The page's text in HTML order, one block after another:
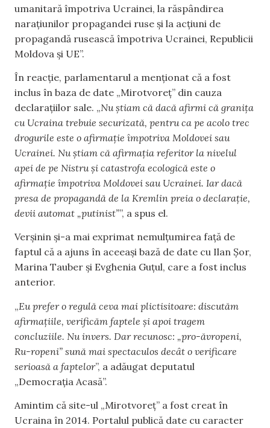
umanitară împotriva Ucrainei, la răspândirea
narațiunilor propagandei ruse și la acțiuni de
propagandă rusească împotriva Ucrainei, Republicii
Moldova și UE”.
În reacție, parlamentarul a menționat că a fost
inclus în baza de date „Mirotvoreț” din cauza
declarațiilor sale. „Nu știam că dacă afirmi că granița
cu Ucraina trebuie securizată, pentru ca pe acolo trec
drogurile este o afirmație împotriva Moldovei sau
Ucrainei. Nu știam că afirmația referitor la nivelul
apei de pe Nistru și catastrofa ecologică este o
afirmație împotriva Moldovei sau Ucrainei. Iar dacă
presa de propagandă de la Kremlin preia o declarație,
devii automat „putinist””, a spus el.
Verșinin și-a mai exprimat nemulțumirea față de
faptul că a ajuns în aceeași bază de date cu Ilan Șor,
Marina Tauber și Evghenia Guțul, care a fost inclus
anterior.
„Eu prefer o regulă ceva mai plictisitoare: discutăm
afirmațiile, verificăm faptele și apoi tragem
concluziile. Nu invers. Dar recunosc: „pro-ăvropeni,
Ru-ropeni” sună mai spectaculos decât o verificare
serioasă a faptelor”, a adăugat deputatul
„Democrația Acasă”.
Amintim că site-ul „Mirotvoreț” a fost creat în
Ucraina în 2014. Portalul publică date cu caracter